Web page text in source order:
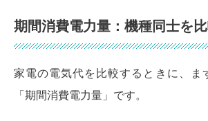
期間消費電力量：機種同士を
家電の電気代を比較するときに、ま
「期間消費電力量」です。